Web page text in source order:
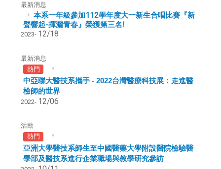
最新消息
本系一年級參加112學年度大一新生合唱比賽『新
聲響起-揮灑青春』榮獲第三名!
2023- 12/18
最新消息
熱門
中亞聯大醫技系攜手 - 2022台灣醫療科技展：走進醫
檢師的世界
2022- 12/06
活動
熱門
亞洲大學醫技系師生至中國醫藥大學附設醫院檢驗醫
學部及醫技系進行企業職場與教學研究參訪